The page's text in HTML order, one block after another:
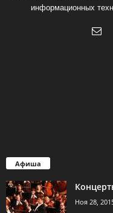
информационных
Афиша
Ноя 28,